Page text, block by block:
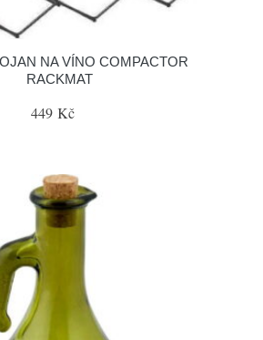
NA VÍNO COMPACTOR
RACKMAT
449 Kč